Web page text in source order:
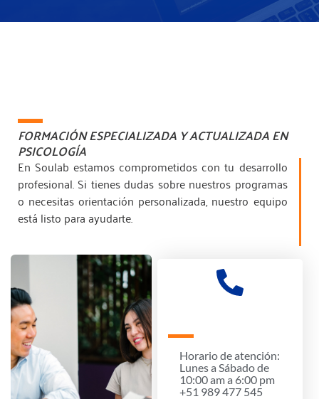
FORMACIÓN ESPECIALIZADA Y ACTUALIZADA EN
PSICOLOGÍA
En Soulab estamos comprometidos con tu desarrollo
profesional. Si tienes dudas sobre nuestros programas
o necesitas orientación personalizada, nuestro equipo
está listo para ayudarte.
Horario de atención:
Lunes a Sábado de
10:00 am a 6:00 pm
+51 989 477 545